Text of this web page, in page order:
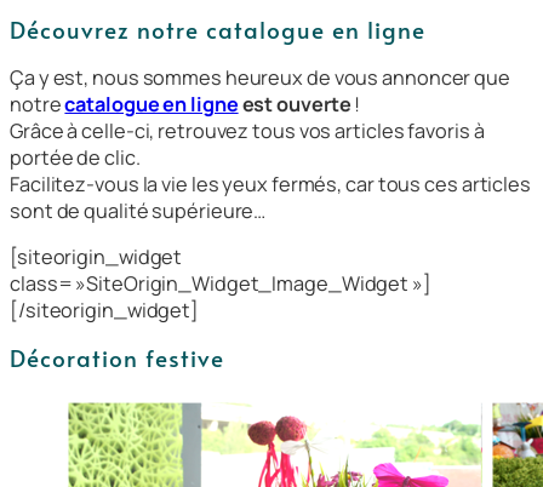
Découvrez notre catalogue en ligne
Ça y est, nous sommes heureux de vous annoncer que
notrecatalogue en ligneest ouverte !
Grâce à celle-ci, retrouvez tous vos articles favoris à
portée de clic.
Facilitez-vous la vie les yeux fermés, car tous ces articles
sont de qualité supérieure…
[siteorigin_widget
class= »SiteOrigin_Widget_Image_Widget »]
[/siteorigin_widget]
Décoration festive